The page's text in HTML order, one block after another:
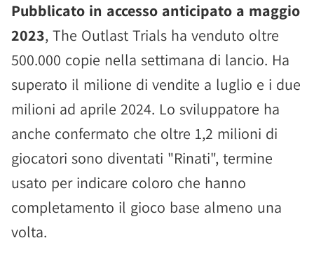
Pubblicato in accesso anticipato a maggio
2023, The Outlast Trials ha venduto oltre
500.000 copie nella settimana di lancio. Ha
superato il milione di vendite a luglio e i due
milioni ad aprile 2024. Lo sviluppatore ha
anche confermato che oltre 1,2 milioni di
giocatori sono diventati "Rinati", termine
usato per indicare coloro che hanno
completamento il gioco base almeno una
volta.